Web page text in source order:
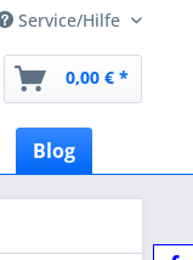
Service/Hilfe
0,00 € *
Blog